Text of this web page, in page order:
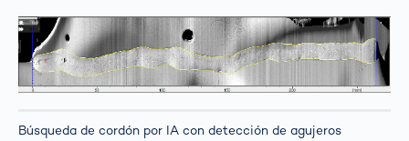
Búsqueda de cordón por IA con detección de agujeros